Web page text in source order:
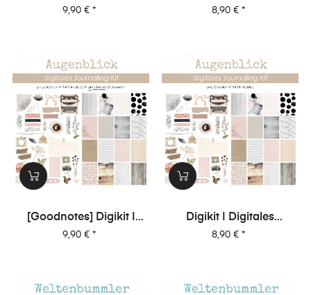
Digitales Journalingkit -
Preis
9,90 € *
Journalingkit - Verwurzelt
Preis
8,90 € *
[Goodnotes] Digikit |
Digitales Journalingkit -
Preis
9,90 € *
Digikit | Digitales
Journalingkit -
Preis
8,90 € *